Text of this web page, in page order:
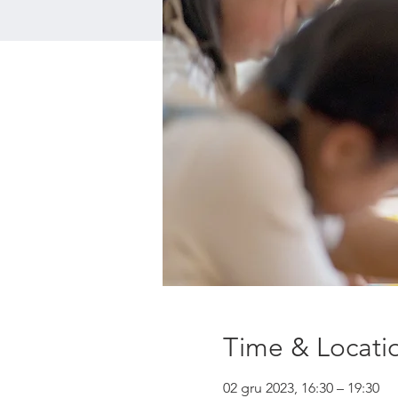
Time &
02 gru 2023, 16:30 – 19:30